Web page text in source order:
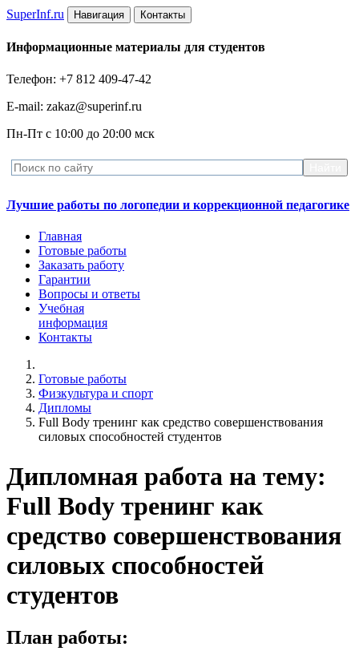
SuperInf.ru Навигация Контакты
Информационные материалы для студентов
Телефон: +7 812 409-47-42
E-mail: zakaz@superinf.ru
Пн-Пт с 10:00 до 20:00 мск
Лучшие работы по логопедии и коррекционной педагогике
Главная
Готовые работы
Заказать работу
Гарантии
Вопросы и ответы
Учебная
информация
Контакты
Готовые работы
Физкультура и спорт
Дипломы
Full Body тренинг как средство совершенствования
силовых способностей студентов
Дипломная работа на тему:
Full Body тренинг как
средство совершенствования
силовых способностей
студентов
План работы: